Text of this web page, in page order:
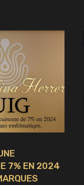
7% EN 2024